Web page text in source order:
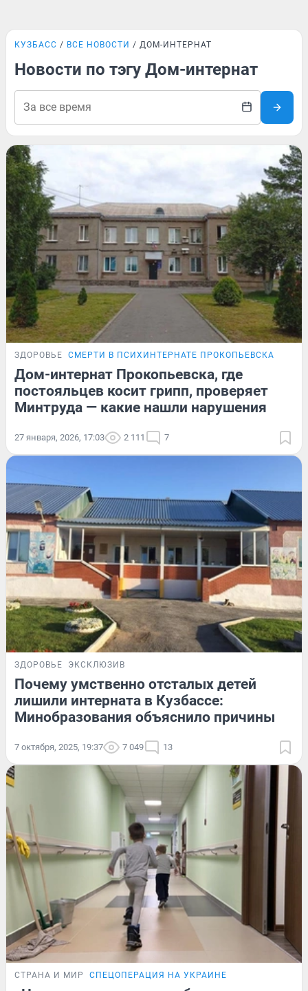
КУЗБАСС ВСЕ НОВОСТИ ДОМ-ИНТЕРНАТ
Новости по тэгу Дом-интернат
ЗДОРОВЬЕ СМЕРТИ В ПСИХИНТЕРНАТЕ ПРОКОПЬЕВСКА
Дом-интернат Прокопьевска, где
постояльцев косит грипп, проверяет
Минтруда — какие нашли нарушения
27 января, 2026, 17:03 2 111 7
ЗДОРОВЬЕ ЭКСКЛЮЗИВ
Почему умственно отсталых детей
лишили интерната в Кузбассе:
Минобразования объяснило причины
7 октября, 2025, 19:37 7 049 13
СТРАНА И МИР СПЕЦОПЕРАЦИЯ НА УКРАИНЕ